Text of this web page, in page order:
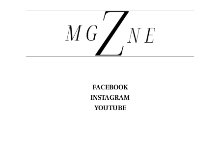
FACEBOOK
INSTAGRAM
YOUTUBE